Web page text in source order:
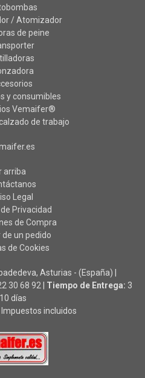
/ Atomizador
de peine
y consumibles
Vemaifer®
de trabajo
arriba
Legal
Privacidad
de Compra
de un pedido
de Cookies
Asturias - (España) |
30 68 92 Tiempo de Entrega: 3
días
incluidos